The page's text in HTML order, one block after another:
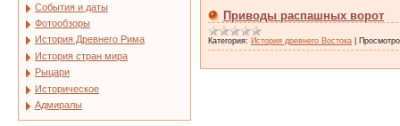
События и даты
Фотообзоры
История Древнего Рима
История стран мира
Рыцари
Историческое
Адмиралы
Приводы распашных ворот
Категория: История древнего Востока